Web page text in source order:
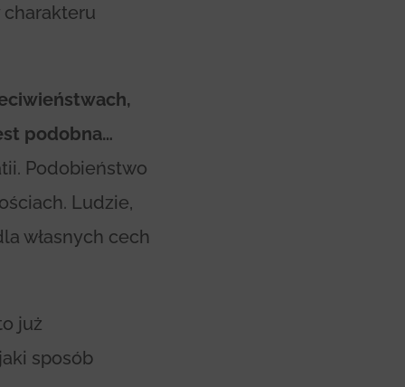
podobna…
Podobieństwo
Ludzie,
własnych cech
już
sposób